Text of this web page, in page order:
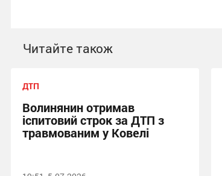
Читайте також
ДТП
Волинянин отримав
іспитовий строк за ДТП з
травмованим у Ковелі